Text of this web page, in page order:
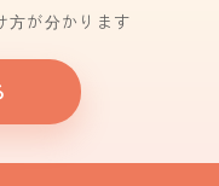
方が分かります